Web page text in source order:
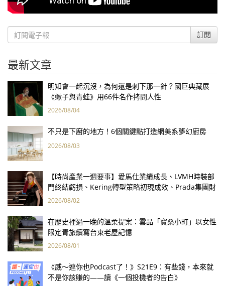
訂閱
最新文章
明知會一起沉沒，為何還是刺下那一針？國巨典藏展
《蠍子與青蛙》用66件名作拷問人性
2026/08/04
不只是下廚的地方！6個關鍵點打造網美系夢幻廚房
2026/08/03
【時尚產業一週要事】愛馬仕業績成長、LVMH時裝部
門終結虧損、Kering轉型策略初現成效、Prada集團財
報亮眼
2026/08/02
在歷史裡過一晚的溫柔提案：雲品「寶桑小町」以女性
限定青旅續寫台東老屋記憶
2026/08/01
《威～連你也Podcast了！》S21E9：有些錢，本來就
不是你該賺的——讀《一個投機者的告白》